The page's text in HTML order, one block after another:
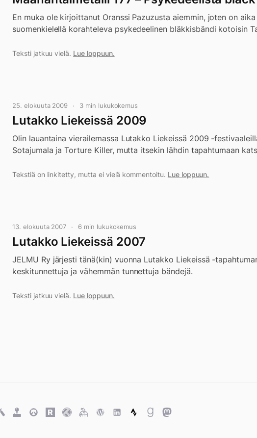
En muka ole kirjoittanut Oranssi Pazuzusta aiemmin, joten on
suomenkielellä korahteleva psykedeelinen bläkkisbändi kotoisin
Teksti jatkuu vielä. Lue loppuun.
25. elokuuta 2009 3 min lukukokemus
Lutakko Liekeissä 2009
Olin lauantaina vierailemassa Lutakko Liekeissä 2009 -
Sotajumala ja Torture Killer, mutta itsekin lähdin tapahtumaan
Tekstiä on linkitetty, mutta ei vielä kommentoitu. Lue loppuun.
13. elokuuta 2007 6 min lukukokemus
Lutakko Liekeissä 2007
JELMU Ry järjesti tänä(kin) vuonna Lutakko Liekeissä -
keskitunnettuja ja vähemmän tunnettuja bändejä.
Teksti jatkuu vielä. Lue loppuun.
RetroOverwatch
Rawg.ioTraktKeybaseWordPress
WordPress
StravaGoodreads
Mastodon